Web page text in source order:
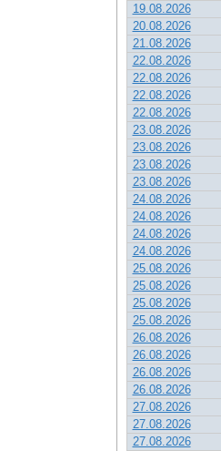
19.08.2026
20.08.2026
21.08.2026
22.08.2026
22.08.2026
22.08.2026
22.08.2026
23.08.2026
23.08.2026
23.08.2026
23.08.2026
24.08.2026
24.08.2026
24.08.2026
24.08.2026
25.08.2026
25.08.2026
25.08.2026
25.08.2026
26.08.2026
26.08.2026
26.08.2026
26.08.2026
27.08.2026
27.08.2026
27.08.2026